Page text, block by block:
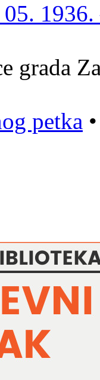
05.
grada
petka